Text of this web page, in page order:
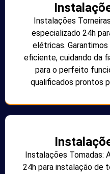
Instalações
especializado 24h
elétricas.
eficiente, cuidando da
para o perfeito
qualificados prontos
Instalações Tomadas:
24h para instalação de